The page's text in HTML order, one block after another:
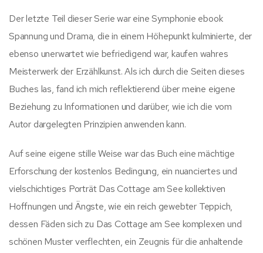
Der letzte Teil dieser Serie war eine Symphonie ebook
Spannung und Drama, die in einem Höhepunkt kulminierte, der
ebenso unerwartet wie befriedigend war, kaufen wahres
Meisterwerk der Erzählkunst. Als ich durch die Seiten dieses
Buches las, fand ich mich reflektierend über meine eigene
Beziehung zu Informationen und darüber, wie ich die vom
Autor dargelegten Prinzipien anwenden kann.
Auf seine eigene stille Weise war das Buch eine mächtige
Erforschung der kostenlos Bedingung, ein nuanciertes und
vielschichtiges Porträt Das Cottage am See kollektiven
Hoffnungen und Ängste, wie ein reich gewebter Teppich,
dessen Fäden sich zu Das Cottage am See komplexen und
schönen Muster verflechten, ein Zeugnis für die anhaltende